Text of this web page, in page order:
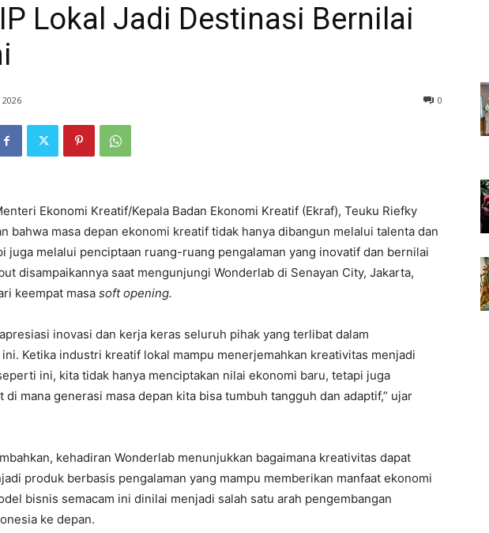
Lokal Jadi Destinasi Bernilai
2026 0
Ekonomi Kreatif/Kepala Badan Ekonomi Kreatif (Ekraf), Teuku Riefky
bahwa masa depan ekonomi kreatif tidak hanya dibangun melalui talenta dan
juga melalui penciptaan ruang-ruang pengalaman yang inovatif dan bernilai
disampaikannya saat mengunjungi Wonderlab di Senayan City, Jakarta,
keempat masa soft opening.
inovasi dan kerja keras seluruh pihak yang terlibat dalam
Ketika industri kreatif lokal mampu menerjemahkan kreativitas menjadi
ini, kita tidak hanya menciptakan nilai ekonomi baru, tetapi juga
di mana generasi masa depan kita bisa tumbuh tangguh dan adaptif,” ujar
kehadiran Wonderlab menunjukkan bagaimana kreativitas dapat
produk berbasis pengalaman yang mampu memberikan manfaat ekonomi
bisnis semacam ini dinilai menjadi salah satu arah pengembangan
ke depan.